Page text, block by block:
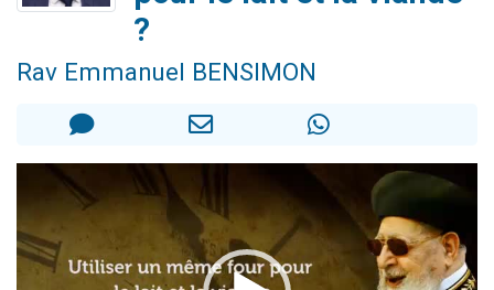
Nathaniel vient de donner son Maasser
6 personnes viennent de faire un don pour 5 enfants déjà orphelins risquent de perdre leur maman
?
Rav Emmanuel BENSIMON